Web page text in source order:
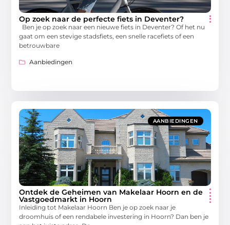
Op zoek naar de perfecte fiets in Deventer?
Ben je op zoek naar een nieuwe fiets in Deventer? Of het nu
gaat om een stevige stadsfiets, een snelle racefiets of een
betrouwbare
Aanbiedingen
AANBIEDINGEN
Ontdek de Geheimen van Makelaar Hoorn en de
Vastgoedmarkt in Hoorn
Inleiding tot Makelaar Hoorn Ben je op zoek naar je
droomhuis of een rendabele investering in Hoorn? Dan ben je